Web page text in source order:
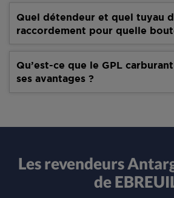
Quel détendeur et quel tuyau
raccordement pour quelle
Qu’est-ce que le GPL
ses avantages ?
Les revendeurs
de